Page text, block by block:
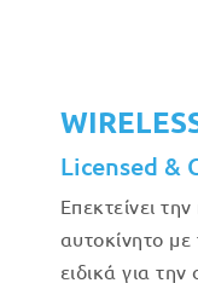
Licensed &
Επεκτείνει
αυτοκίνητο με
ειδικά για